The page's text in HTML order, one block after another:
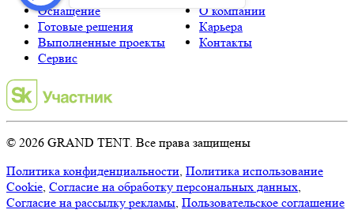
Оснащение
Готовые решения
Выполненные проекты
Сервис
О компании
Карьера
Контакты
© 2026 GRAND TENT. Все права защищены
Политика конфиденциальности Политика использование
Cookie Согласие на обработку персональных данных
Согласие на рассылку рекламы Пользовательское соглашение